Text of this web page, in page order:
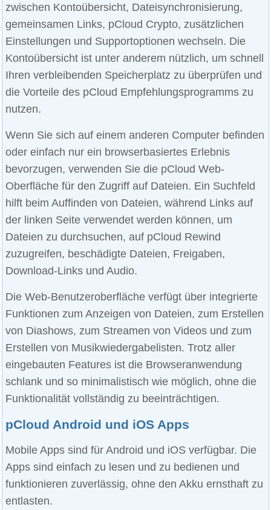
zwischen Kontoübersicht, Dateisynchronisierung,
gemeinsamen Links, pCloud Crypto, zusätzlichen
Einstellungen und Supportoptionen wechseln. Die
Kontoübersicht ist unter anderem nützlich, um schnell
Ihren verbleibenden Speicherplatz zu überprüfen und
die Vorteile des pCloud Empfehlungsprogramms zu
nutzen.
Wenn Sie sich auf einem anderen Computer befinden
oder einfach nur ein browserbasiertes Erlebnis
bevorzugen, verwenden Sie die pCloud Web-
Oberfläche für den Zugriff auf Dateien. Ein Suchfeld
hilft beim Auffinden von Dateien, während Links auf
der linken Seite verwendet werden können, um
Dateien zu durchsuchen, auf pCloud Rewind
zuzugreifen, beschädigte Dateien, Freigaben,
Download-Links und Audio.
Die Web-Benutzeroberfläche verfügt über integrierte
Funktionen zum Anzeigen von Dateien, zum Erstellen
von Diashows, zum Streamen von Videos und zum
Erstellen von Musikwiedergabelisten. Trotz aller
eingebauten Features ist die Browseranwendung
schlank und so minimalistisch wie möglich, ohne die
Funktionalität vollständig zu beeinträchtigen.
pCloud Android und iOS Apps
Mobile Apps sind für Android und iOS verfügbar. Die
Apps sind einfach zu lesen und zu bedienen und
funktionieren zuverlässig, ohne den Akku ernsthaft zu
entlasten.